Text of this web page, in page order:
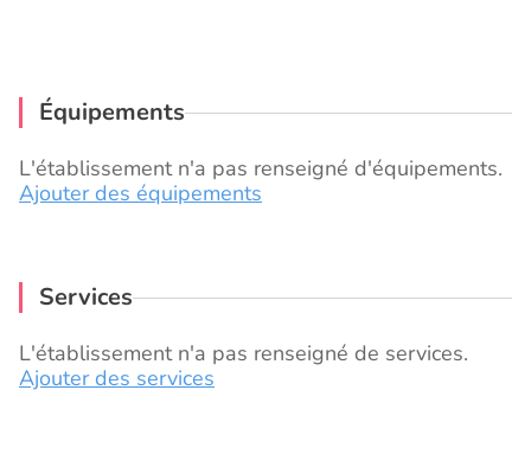
Équipements
L'établissement n'a pas renseigné d'équipements.
Ajouter des équipements
Services
L'établissement n'a pas renseigné de services.
Ajouter des services